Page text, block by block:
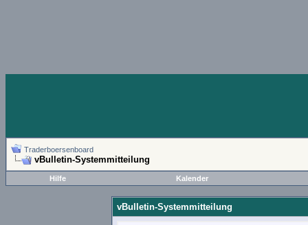
Traderboersenboard
vBulletin-Systemmitteilung
Hilfe Kalender
vBulletin-Systemmitteilung